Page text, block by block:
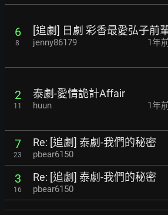
6
8
[追劇] 日劇 彩香最愛弘子前
jenny86179 1年
2
11
泰劇-愛情詭計Affair
huun 1年
7
23
Re: [追劇] 泰劇-我們的秘密
pbear6150
3
16
Re: [追劇] 泰劇-我們的秘密
pbear6150